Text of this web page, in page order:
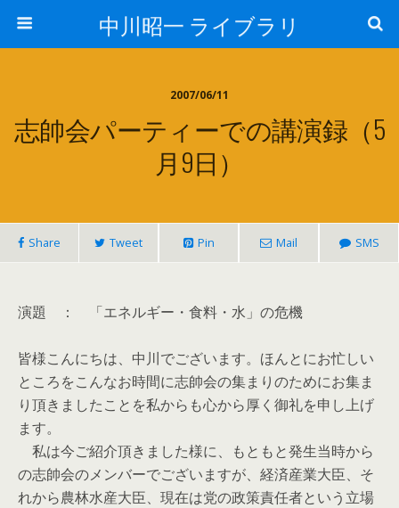
中川昭一 ライブラリ
2007/06/11
志帥会パーティーでの講演録（5
月9日）
Share Tweet Pin Mail SMS
演題 ： 「エネルギー・食料・水」の危機
皆様こんにちは、中川でございます。ほんとにお忙しい
ところをこんなお時間に志帥会の集まりのためにお集ま
り頂きましたことを私からも心から厚く御礼を申し上げ
ます。
私は今ご紹介頂きました様に、もともと発生当時から
の志帥会のメンバーでございますが、経済産業大臣、そ
れから農林水産大臣、現在は党の政策責任者という立場